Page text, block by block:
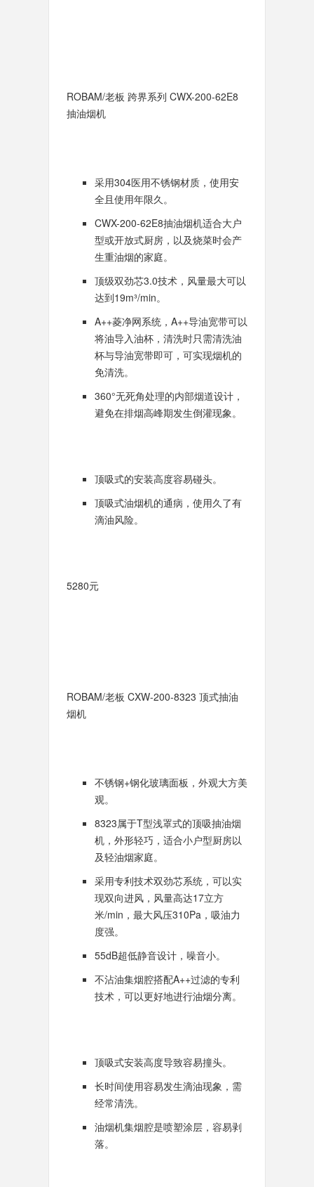
ROBAM/老板 跨界系列 CWX-200-62E8
抽油烟机
采用304医用不锈钢材质，使用安
全且使用年限久。
CWX-200-62E8抽油烟机适合大户
型或开放式厨房，以及烧菜时会产
生重油烟的家庭。
顶级双劲芯3.0技术，风量最大可以
达到19m³/min。
A++菱净网系统，A++导油宽带可以
将油导入油杯，清洗时只需清洗油
杯与导油宽带即可，可实现烟机的
免清洗。
360°无死角处理的内部烟道设计，
避免在排烟高峰期发生倒灌现象。
顶吸式的安装高度容易碰头。
顶吸式油烟机的通病，使用久了有
滴油风险。
5280元
ROBAM/老板 CXW-200-8323 顶式抽油
烟机
不锈钢+钢化玻璃面板，外观大方美
观。
8323属于T型浅罩式的顶吸抽油烟
机，外形轻巧，适合小户型厨房以
及轻油烟家庭。
采用专利技术双劲芯系统，可以实
现双向进风，风量高达17立方
米/min，最大风压310Pa，吸油力
度强。
55dB超低静音设计，噪音小。
不沾油集烟腔搭配A++过滤的专利
技术，可以更好地进行油烟分离。
顶吸式安装高度导致容易撞头。
长时间使用容易发生滴油现象，需
经常清洗。
油烟机集烟腔是喷塑涂层，容易剥
落。